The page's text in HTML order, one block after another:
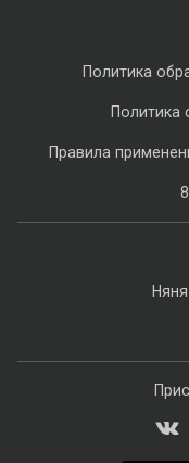
Политика
Политика
Правила